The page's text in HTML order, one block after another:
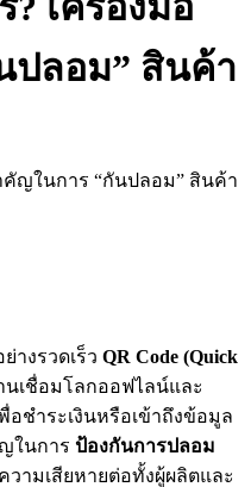
ปลอม” สินค้า
างรวดเร็ว QR Code (Quick
นเชื่อมโลกออฟไลน์และ
อชำระเงินหรือเข้าถึงข้อมูล
ในการ ป้องกันการปลอม
ามเสียหายต่อทั้งผู้ผลิตและ